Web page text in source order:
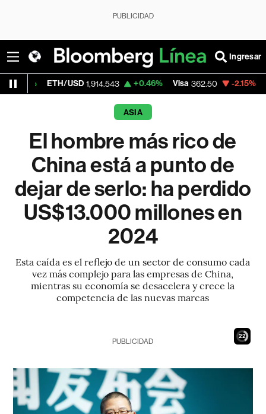
PUBLICIDAD
Ingresar
1,914.543 +0.46% Visa 362.50 -2.15% MercadoLibre
ASIA
El hombre más rico de
China está a punto de
dejar de serlo: ha perdido
US$13.000 millones en
2024
Esta caída es el reflejo de un sector de consumo cada
vez más complejo para las empresas de China,
mientras su economía se desacelera y crece la
competencia de las nuevas marcas
21
PUBLICIDAD